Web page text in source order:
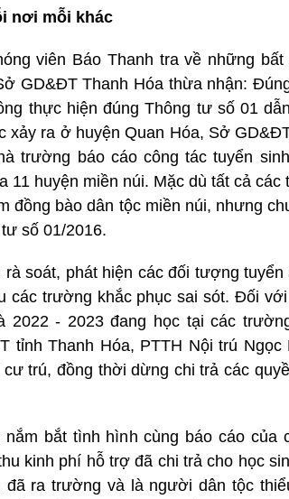
nơi mỗi khác
viên Báo Thanh tra về những
GD&ĐT Thanh Hóa thừa nhận:
thực hiện đúng Thông tư số 01
xảy ra ở huyện Quan Hóa, Sở
trường báo cáo công tác tuyển
11 huyện miền núi. Mặc dù tất cả
đồng bào dân tộc miền núi, nhưng
số 01/2016.
rà soát, phát hiện các đối tượng
các trường khắc phục sai sót. Đối
2022 - 2023 đang học tại các
tỉnh Thanh Hóa, PTTH Nội trú
trú, đồng thời dừng chi trả các
nắm bắt tình hình cùng báo cáo
kinh phí hỗ trợ đã chi trả cho học
ra trường và là người dân tộc